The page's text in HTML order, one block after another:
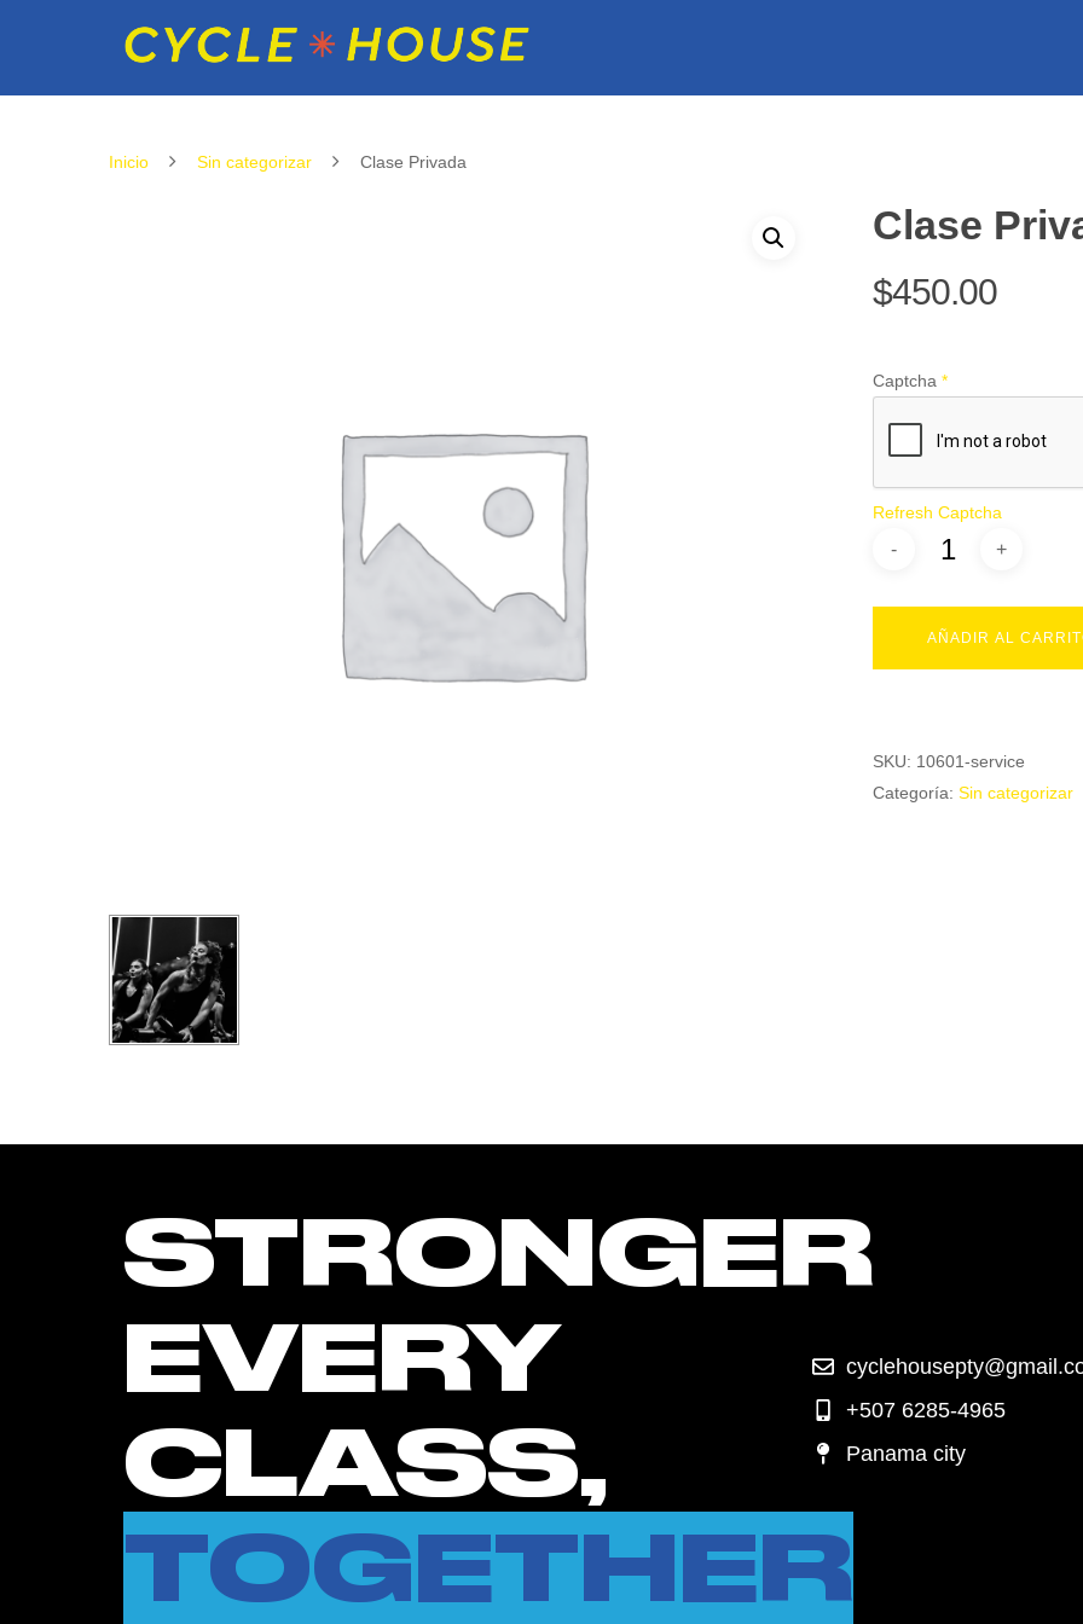
Inicio Sin categorizar Clase Privada
Clase
$450.00
Captcha *
Refresh Captcha
AÑADIR AL
SKU: 10601-service
Categoría: Sin categorizar
STRONGER
EVERY
CLASS,
TOGETHER
+507 6285-4965
Panama city